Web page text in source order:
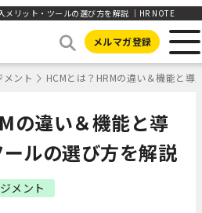
メリット・ツールの選び方を解説 ｜HR NOTE
メルマガ登録
メント HCMとは？HRMの違い＆機能と
の違い＆機能と導
ルの選び方を解説
メント